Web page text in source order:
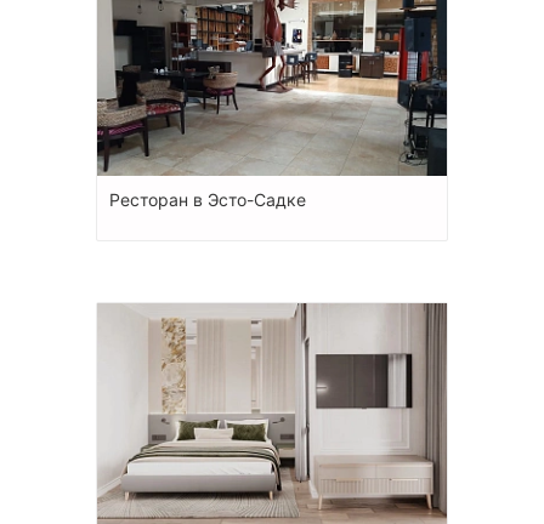
Ресторан в Эсто-Садке